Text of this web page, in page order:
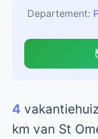
Departement:
4
km van St